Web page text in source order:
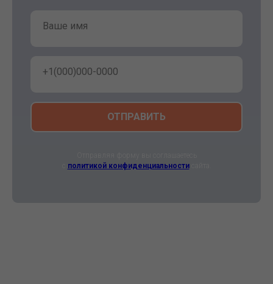
Ваше имя
+1(000)000-0000
ОТПРАВИТЬ
политикой конфиденциальности